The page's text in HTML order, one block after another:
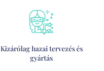
Kizárólag hazai tervezés és
gyártás